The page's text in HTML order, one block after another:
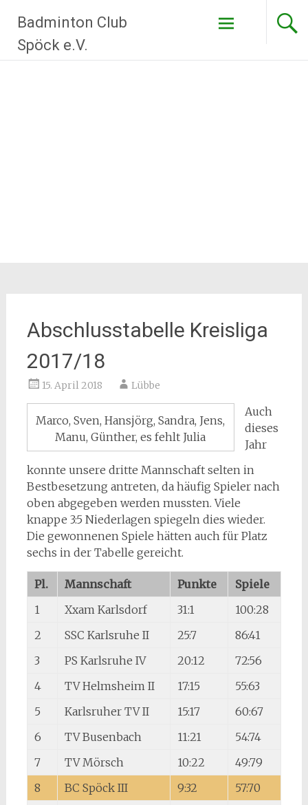
Inhalt
springen
Badminton Club
Spöck e.V.
Abschlusstabelle Kreisliga
2017/18
15. April 2018 Lübbe
Marco, Sven, Hansjörg, Sandra, Jens,
Manu, Günther, es fehlt Julia
Auch
dieses
Jahr
konnte unsere dritte Mannschaft selten in
Bestbesetzung antreten, da häufig Spieler nach
oben abgegeben werden mussten. Viele
knappe 3:5 Niederlagen spiegeln dies wieder.
Die gewonnenen Spiele hätten auch für Platz
sechs in der Tabelle gereicht.
Pl. Mannschaft Punkte
Spiele
1
Xxam Karlsdorf 31:1
100:28
2
SSC Karlsruhe II 25:7
86:41
3
PS Karlsruhe IV 20:12
72:56
4
TV Helmsheim II 17:15
55:63
5
Karlsruher TV II 15:17
60:67
6
TV Busenbach 11:21
54:74
7
TV Mörsch 10:22
49:79
8
BC Spöck III 9:32
57:70